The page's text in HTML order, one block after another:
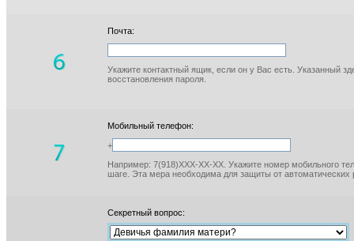
Почта:
Укажите контактный ящик, если он у Вас есть. Указанный
восстановления пароля.
Мобильный телефон:
+
Например: 7(918)XXX-XX-XX. Укажите номер мобильного
шаге. Эта мера необходима для защиты от автоматических
Секретный вопрос: